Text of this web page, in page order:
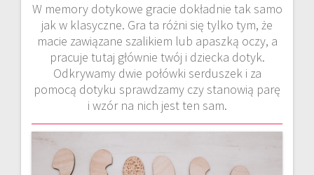
W memory dotykowe gracie dokładnie tak samo
jak w klasyczne. Gra ta różni się tylko tym, że
macie zawiązane szalikiem lub apaszką oczy, a
pracuje tutaj głównie twój i dziecka dotyk.
Odkrywamy dwie połówki serduszek i za
pomocą dotyku sprawdzamy czy stanowią parę
i wzór na nich jest ten sam.